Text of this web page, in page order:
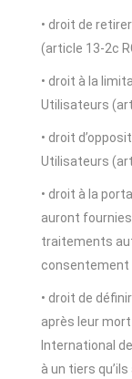
• droit de
(article 13-2c
• droit à la
Utilisateurs
• droit
Utilisateurs
• droit à la
auront
traitements
consentement
• droit de
après leur
International
à un tiers